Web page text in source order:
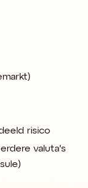
risico
valuta's